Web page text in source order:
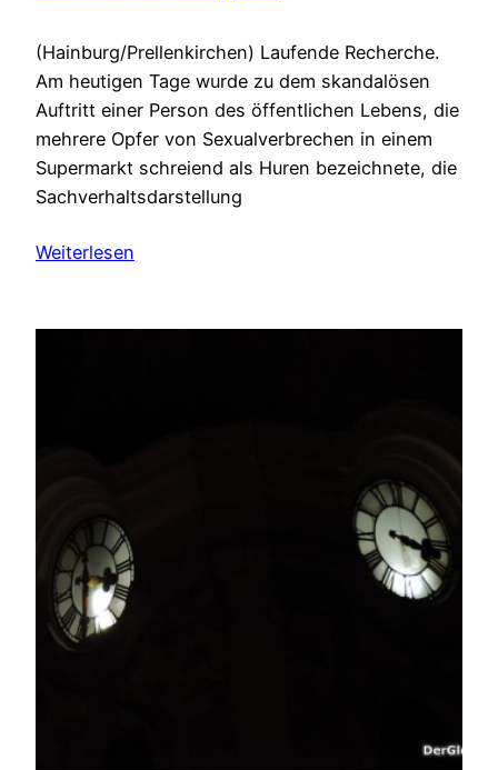
(Hainburg/Prellenkirchen) Laufende Recherche.
Am heutigen Tage wurde zu dem skandalösen
Auftritt einer Person des öffentlichen Lebens, die
mehrere Opfer von Sexualverbrechen in einem
Supermarkt schreiend als Huren bezeichnete, die
Sachverhaltsdarstellung
Weiterlesen